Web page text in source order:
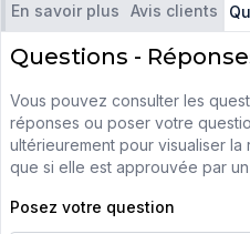
En savoir plus Avis clients
Questions -
Vous pouvez consulter les
réponses ou poser votre
ultérieurement pour visualiser
que si elle est approuvée par
Posez votre question